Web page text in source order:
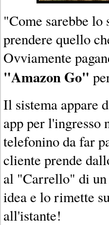
"Come sarebbe lo
prendere quello
Ovviamente
"Amazon Go"
Il sistema appare
app per l'ingresso
telefonino da far
cliente prende
al "Carrello" di
idea e lo rimette
all'istante!